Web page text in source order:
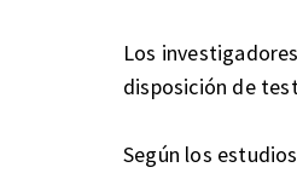
Los
disposición de
Según los